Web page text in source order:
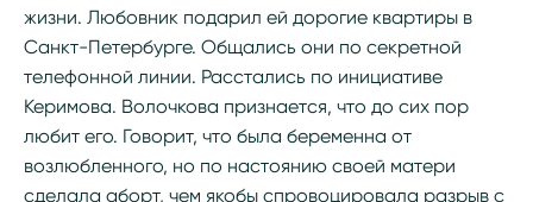
жизни. Любовник подарил ей дорогие квартиры в
Санкт-Петербурге. Общались они по секретной
телефонной линии. Расстались по инициативе
Керимова. Волочкова признается, что до сих пор
любит его. Говорит, что была беременна от
возлюбленного, но по настоянию своей матери
сделала аборт, чем якобы спровоцировала разрыв с